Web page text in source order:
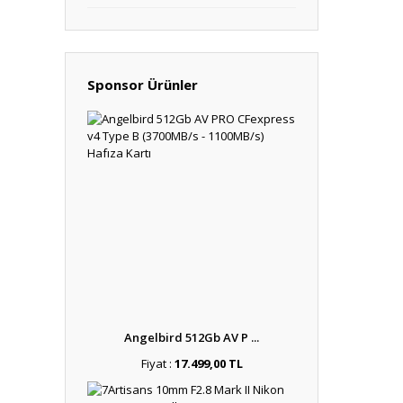
Sponsor Ürünler
Angelbird 512Gb AV P ...
Fiyat : 17.499,00 TL